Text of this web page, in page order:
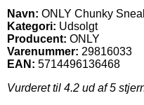
Navn: ONLY Chunky
Kategori: Udsolgt
Producent: ONLY
Varenummer: 29816033
EAN: 5714496136468
Vurderet til 4.2 ud af 5